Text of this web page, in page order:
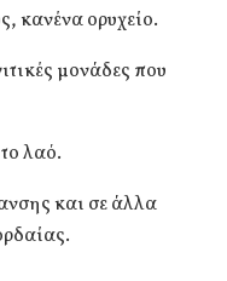
κανένα ορυχείο.
μονάδες που
λαό.
και σε άλλα